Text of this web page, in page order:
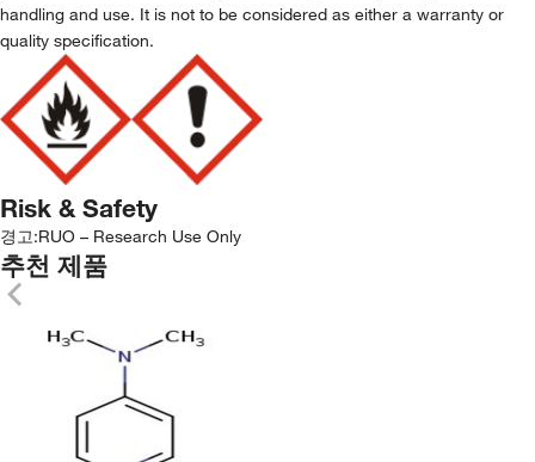
handling and use. It is not to be considered as either a warranty or
quality specification.
Risk & Safety
경고:RUO – Research Use Only
추천 제품